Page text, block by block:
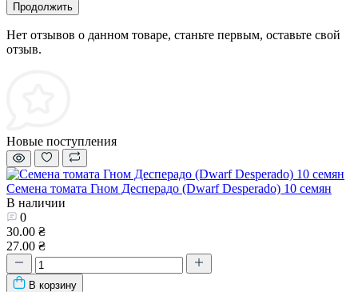
Продолжить
Нет отзывов о данном товаре, станьте первым, оставьте свой
отзыв.
Новые поступления
Семена томата Гном Десперадо (Dwarf Desperado) 10 семян
В наличии
0
30.00 ₴
27.00 ₴
В корзину